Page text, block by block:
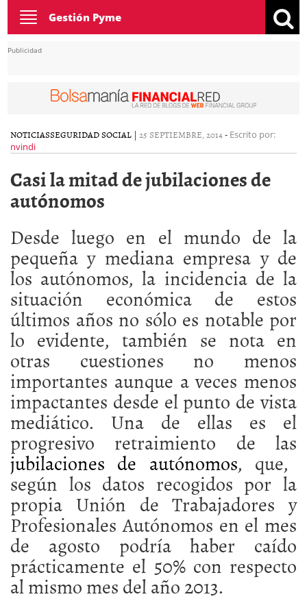
Toggle
navigation
Gestión Pyme
Publicidad
NOTICIASSEGURIDAD SOCIAL | 25 SEPTIEMBRE, 2014- Escrito por:
nvindi
Casi la mitad de jubilaciones de
autónomos
Desde luego en el mundo de la
pequeña y mediana empresa y de
los autónomos, la incidencia de la
situación económica de estos
últimos años no sólo es notable por
lo evidente, también se nota en
otras cuestiones no menos
importantes aunque a veces menos
impactantes desde el punto de vista
mediático. Una de ellas es el
progresivo retraimiento de las
jubilaciones de autónomos, que,
según los datos recogidos por la
propia Unión de Trabajadores y
Profesionales Autónomos en el mes
de agosto podría haber caído
prácticamente el 50% con respecto
al mismo mes del año 2013.